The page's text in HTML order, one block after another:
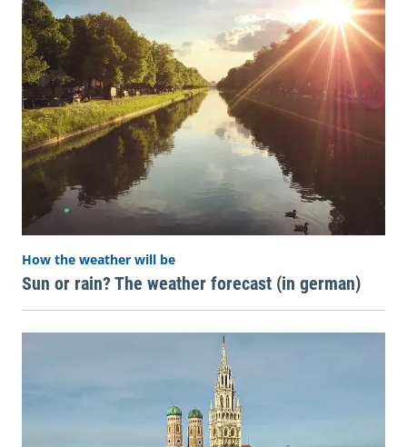
How the weather will be
Sun or rain? The weather forecast (in german)